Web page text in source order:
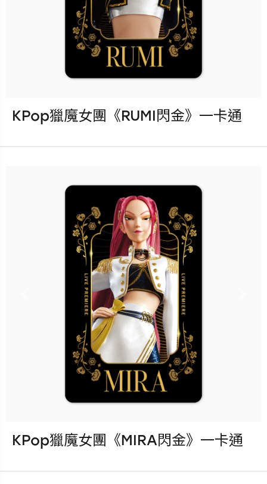
發行：2026-08-05
卡種：一卡通儲值卡-普通卡
立即購買
更多銷售據點
KPop獵魔女團《RUMI閃金》一卡通
發行：2026-08-05
卡種：一卡通儲值卡-普通卡
KPop獵魔女團《MIRA閃金》一卡通